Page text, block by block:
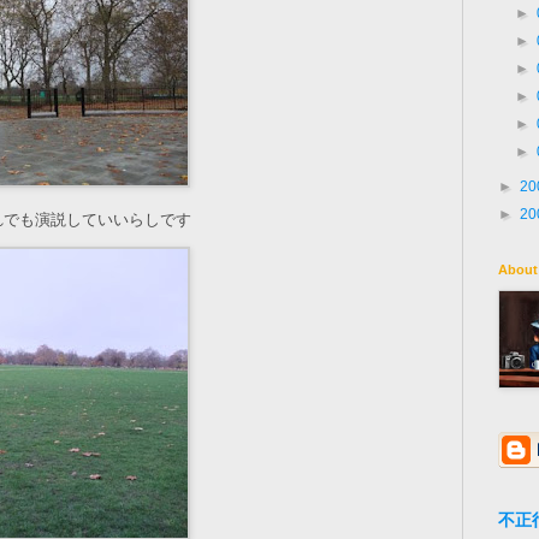
も演説していいらしです
►
►
►
►
►
►
►
►
About
不正